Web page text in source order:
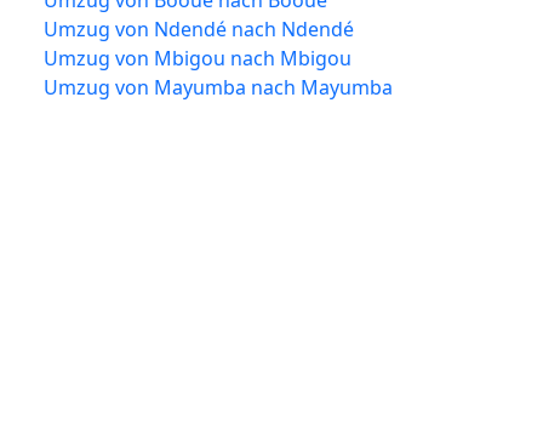
Umzug von Ndendé nach Ndendé
Umzug von Mbigou nach Mbigou
Umzug von Mayumba nach Mayumba